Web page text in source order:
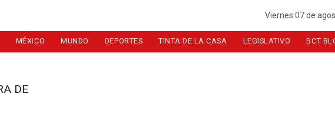
Viernes 07 de
MÉXICO MUNDO DEPORTES TINTA DE LA CASA LEGISLATIVO BCT